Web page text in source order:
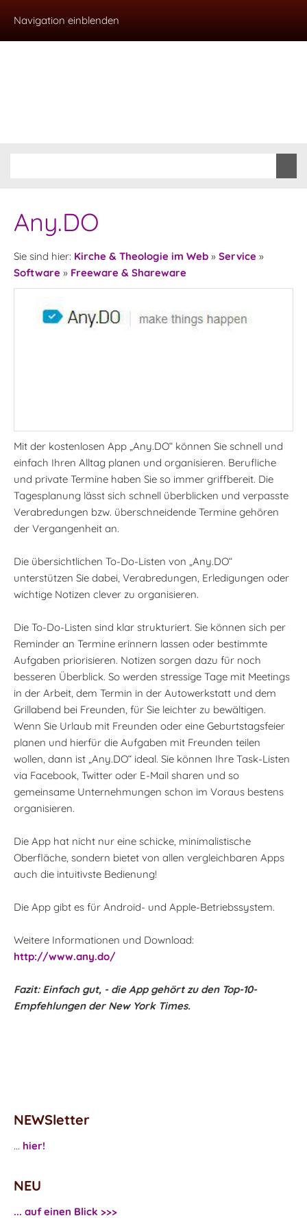
Navigation einblenden
Any.DO
Sie sind hier: Kirche & Theologie im Web » Service »
Software » Freeware & Shareware
Mit der kostenlosen App „Any.DO“ können Sie schnell und
einfach Ihren Alltag planen und organisieren. Berufliche
und private Termine haben Sie so immer griffbereit. Die
Tagesplanung lässt sich schnell überblicken und verpasste
Verabredungen bzw. überschneidende Termine gehören
der Vergangenheit an.
Die übersichtlichen To-Do-Listen von „Any.DO“
unterstützen Sie dabei, Verabredungen, Erledigungen oder
wichtige Notizen clever zu organisieren.
Die To-Do-Listen sind klar strukturiert. Sie können sich per
Reminder an Termine erinnern lassen oder bestimmte
Aufgaben priorisieren. Notizen sorgen dazu für noch
besseren Überblick. So werden stressige Tage mit Meetings
in der Arbeit, dem Termin in der Autowerkstatt und dem
Grillabend bei Freunden, für Sie leichter zu bewältigen.
Wenn Sie Urlaub mit Freunden oder eine Geburtstagsfeier
planen und hierfür die Aufgaben mit Freunden teilen
wollen, dann ist „Any.DO“ ideal. Sie können Ihre Task-Listen
via Facebook, Twitter oder E-Mail sharen und so
gemeinsame Unternehmungen schon im Voraus bestens
organisieren.
Die App hat nicht nur eine schicke, minimalistische
Oberfläche, sondern bietet von allen vergleichbaren Apps
auch die intuitivste Bedienung!
Die App gibt es für Android- und Apple-Betriebssystem.
Weitere Informationen und Download:
http://www.any.do/
Fazit: Einfach gut, - die App gehört zu den Top-10-
Empfehlungen der New York Times.
NEWSletter
... hier!
NEU
... auf einen Blick >>>